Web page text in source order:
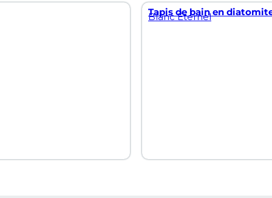
Tapis de bain en
Blanc Éternel